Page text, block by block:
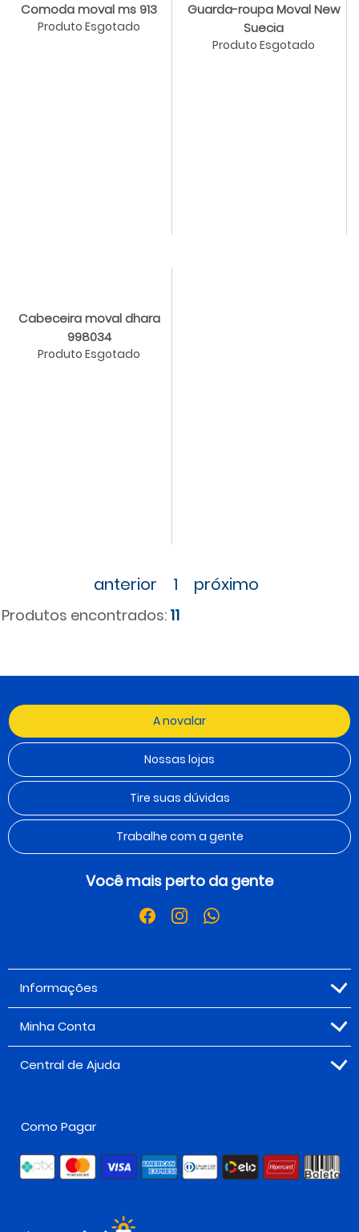
Comoda moval ms 913
Produto Esgotado
Guarda-roupa Moval New
Suecia
Produto Esgotado
Cabeceira moval dhara
998034
Produto Esgotado
anterior 1 próximo
Produtos encontrados: 11
A novalar
Nossas lojas
Tire suas dúvidas
Trabalhe com a gente
Você mais perto da gente
Informações
Minha Conta
Central de Ajuda
Como Pagar